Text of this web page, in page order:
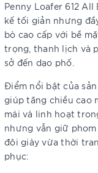
Penny Loafer 612
kế tối giản nhưng
bò cao cấp với bề
trọng, thanh lịch và
sở đến dạo phố.
Điểm nổi bật của
giúp tăng chiều cao
mái và linh hoạt
nhưng vẫn giữ
đôi giày vừa thời
phục: